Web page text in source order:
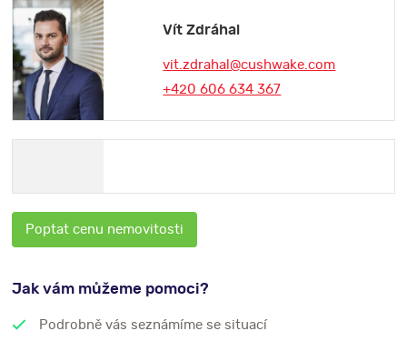
Vít Zdráhal
vit.zdrahal@cushwake.com
+420 606 634 367
Poptat cenu nemovitosti
Jak vám můžeme pomoci?
Podrobně vás seznámíme se situací